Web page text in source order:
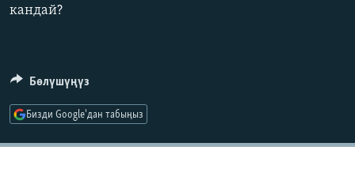
кандай?
Бөлүшүңүз
Бизди Google'дан табыңыз